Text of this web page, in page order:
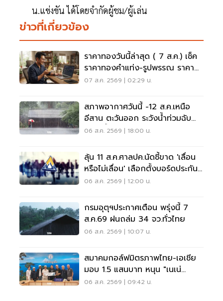
น.แข่งขัน ได้โดยจํากัดผู้ชม/ผู้เล่น
ข่าวที่เกี่ยวข้อง
ราคาทองวันนี้ล่าสุด ( 7 ส.ค.) เช็ค
ราคาทองคำแท่ง-รูปพรรณ ราคา
ขาย - รับซื้อ กี่บาท
07 ส.ค. 2569 | 02:29 น.
สภาพอากาศวันนี้ -12 ส.ค.เหนือ
อีสาน ตะวันออก ระวังน้ำท่วมฉับ
พลัน น้ำป่าไหลหลาก
06 ส.ค. 2569 | 18:00 น.
ลุ้น 11 ส.ค.ศาลปค.นัดชี้ขาด 'เลื่อน
หรือไม่เลื่อน' เลือกตั้งบอร์ดประกัน
สังคม
06 ส.ค. 2569 | 12:00 น.
กรมอุตุฯประกาศเตือน พรุ่งนี้ 7
ส.ค.69 ฝนถล่ม 34 จว.ทั่วไทย
06 ส.ค. 2569 | 10:07 น.
สมาคมกอล์ฟมิตรภาพไทย-เอเชีย
มอบ 1.5 แสนบาท หนุน "เนเน่
รอยัล" ลุยเวทีที่สหรัฐ
06 ส.ค. 2569 | 09:42 น.